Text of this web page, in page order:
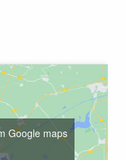
Google maps